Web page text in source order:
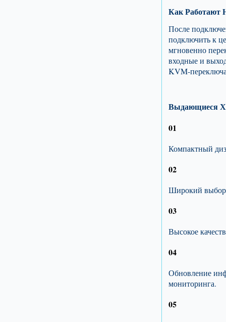
Как Работают
После
подключить к
мгновенно
входные и
KVM-
Выдающиеся
01
Компактный
02
Широкий выбор
03
Высокое
04
Обновление
мониторинга.
05